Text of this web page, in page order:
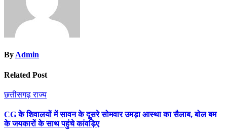
ByAdmin
Related Post
छत्तीसगढ़राज्य
CG के शिवालयों में सावन के दूसरे सोमवार उमड़ा आस्था का सैलाब, बोल बम
के जयकारों के साथ पहुंचे कांवड़िए